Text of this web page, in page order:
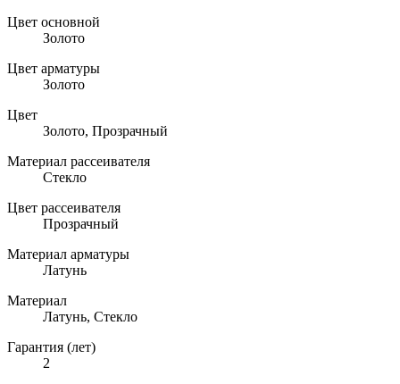
Цвет основной
Золото
Цвет арматуры
Золото
Цвет
Золото, Прозрачный
Материал рассеивателя
Стекло
Цвет рассеивателя
Прозрачный
Материал арматуры
Латунь
Материал
Латунь, Стекло
Гарантия (лет)
2